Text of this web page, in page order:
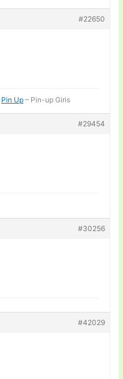
#22650
Pin Up – Pin-up Giris
#29454
#30256
#42029